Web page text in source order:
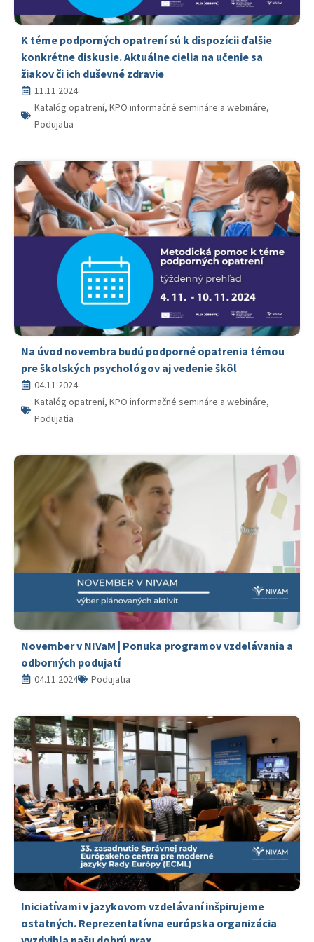
K téme podporných opatrení sú k dispozícii ďalšie
konkrétne diskusie. Aktuálne cielia na učenie sa
žiakov či ich duševné zdravie
11.11.2024
Katalóg opatrení, KPO informačné semináre a webináre,
Podujatia
Na úvod novembra budú podporné opatrenia témou
pre školských psychológov aj vedenie škôl
04.11.2024
Katalóg opatrení, KPO informačné semináre a webináre,
Podujatia
November v NIVaM | Ponuka programov vzdelávania a
odborných podujatí
04.11.2024 Podujatia
Iniciatívami v jazykovom vzdelávaní inšpirujeme
ostatných. Reprezentatívna európska organizácia